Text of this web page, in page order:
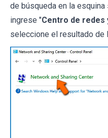
de búsqueda en la
ingrese "Centro de
seleccione el resultado de